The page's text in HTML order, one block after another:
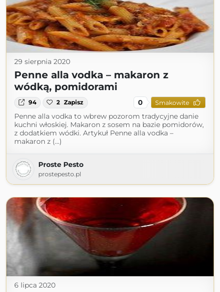
29 sierpnia 2020
Penne alla vodka – makaron z
wódką, pomidorami
94 2 Zapisz 0 Smakowite
Penne alla vodka to wbrew pozorom tradycyjne danie
kuchni włoskiej. Makaron z sosem na bazie pomidorów,
z dodatkiem wódki. Artykuł Penne alla vodka –
makaron z (...)
Proste Pesto
prostepesto.pl
6 lipca 2020